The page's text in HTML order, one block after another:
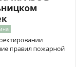
правил пожарной